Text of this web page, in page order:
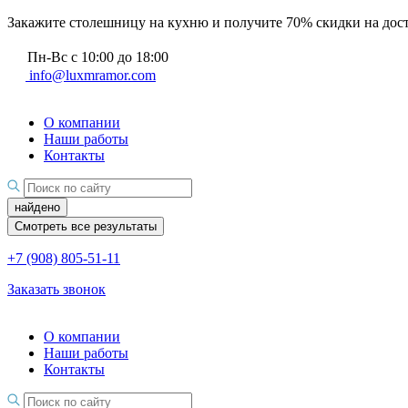
Закажите столешницу на кухню и получите 70% скидки на
Пн-Вс с 10:00 до 18:00
info@luxmramor.com
О компании
Наши работы
Контакты
найдено
Смотреть все результаты
+7 (908) 805-51-11
Заказать звонок
О компании
Наши работы
Контакты